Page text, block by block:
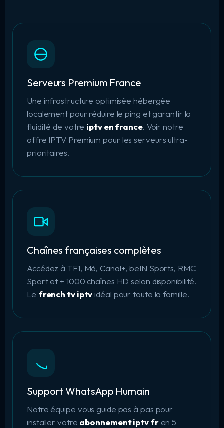
Serveurs Premium France
Une infrastructure optimisée hébergée
localement pour réduire le ping et garantir la
fluidité de votre iptv en france. Voir notre
offre IPTV Premium pour les serveurs ultra-
prioritaires.
Chaînes françaises complètes
Accédez à TF1, M6, Canal+, beIN Sports, RMC
Sport et + 1000 chaînes HD selon disponibilité.
Le french tv iptvidéal pour toute la famille.
Support WhatsApp Humain
Notre équipe vous guide pas à pas pour
installer votre abonnement iptv fren 5